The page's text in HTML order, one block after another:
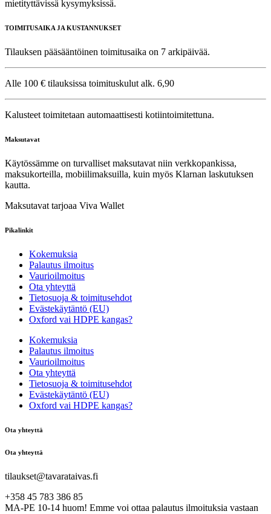
mietityttävissä kysymyksissä.
TOIMITUSAIKA JA KUSTANNUKSET
Tilauksen pääsääntöinen toimitusaika on 7 arkipäivää.
Alle 100 € tilauksissa toimituskulut alk. 6,90
Kalusteet toimitetaan automaattisesti kotiintoimitettuna.
Maksutavat
Käytössämme on turvalliset maksutavat niin verkkopankissa,
maksukorteilla, mobiilimaksuilla, kuin myös Klarnan laskutuksen
kautta.
Maksutavat tarjoaa Viva Wallet
Pikalinkit
Kokemuksia
Palautus ilmoitus
Vaurioilmoitus
Ota yhteyttä
Tietosuoja & toimitusehdot
Evästekäytäntö (EU)
Oxford vai HDPE kangas?
Kokemuksia
Palautus ilmoitus
Vaurioilmoitus
Ota yhteyttä
Tietosuoja & toimitusehdot
Evästekäytäntö (EU)
Oxford vai HDPE kangas?
Ota yhteyttä
Ota yhteyttä
tilaukset@tavarataivas.fi
+358 45 783 386 85
MA-PE 10-14 huom! Emme voi ottaa palautus ilmoituksia vastaan